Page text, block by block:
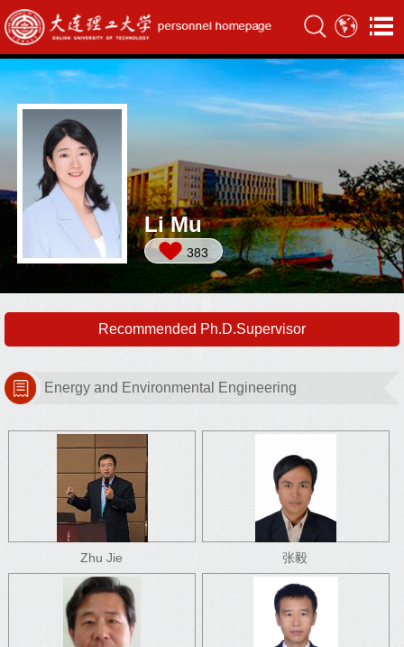
Li Mu
383
Recommended Ph.D.Supervisor
Energy and Environmental Engineering
Zhu Jie 张毅